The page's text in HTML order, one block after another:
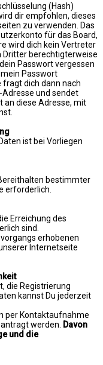
(Hash)
dir empfohlen, dieses
zu verwenden. Das
für das Board,
wird dich kein Vertreter
Dritter berechtigterweise
Passwort vergessen
mein Passwort
fragt dich dann nach
und sendet
an diese Adresse, mit
ist bei Vorliegen
bestimmter
erforderlich.
Erreichung des
sind.
erhobenen
Internetseite
die Registrierung
kannst Du jederzeit
per Kontaktaufnahme
werden.
Davon
und die